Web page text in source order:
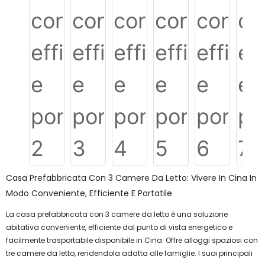
Casa Prefabbricata Con 3 Camere Da Letto: Vivere In Cina In
Modo Conveniente, Efficiente E Portatile
La casa prefabbricata con 3 camere da letto è una soluzione
abitativa conveniente, efficiente dal punto di vista energetico e
facilmente trasportabile disponibile in Cina. Offre alloggi spaziosi con
tre camere da letto, rendendola adatta alle famiglie. I suoi principali